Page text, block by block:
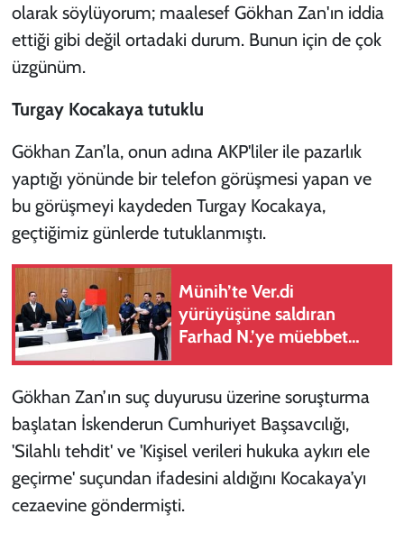
olarak söylüyorum; maalesef Gökhan Zan'ın iddia
ettiği gibi değil ortadaki durum. Bunun için de çok
üzgünüm.
Turgay Kocakaya tutuklu
Gökhan Zan’la, onun adına AKP'liler ile pazarlık
yaptığı yönünde bir telefon görüşmesi yapan ve
bu görüşmeyi kaydeden Turgay Kocakaya,
geçtiğimiz günlerde tutuklanmıştı.
Münih’te Ver.di
yürüyüşüne saldıran
Farhad N.’ye müebbet
Gökhan Zan’ın suç duyurusu üzerine soruşturma
başlatan İskenderun Cumhuriyet Başsavcılığı,
'Silahlı tehdit' ve 'Kişisel verileri hukuka aykırı ele
geçirme' suçundan ifadesini aldığını Kocakaya’yı
cezaevine göndermişti.